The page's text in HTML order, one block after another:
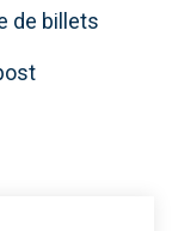
de billets